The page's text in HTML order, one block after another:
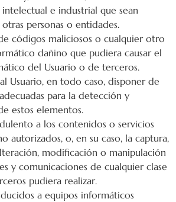
e industrial que sean
personas o entidades.
códigos maliciosos o cualquier otro
dañino que pudiera causar el
del Usuario o de terceros.
Usuario, en todo caso, disponer de
para la detección y
estos elementos.
a los contenidos o servicios
autorizados, o, en su caso, la captura,
modificación o manipulación
y comunicaciones de cualquier clase
pudiera realizar.
a equipos informáticos